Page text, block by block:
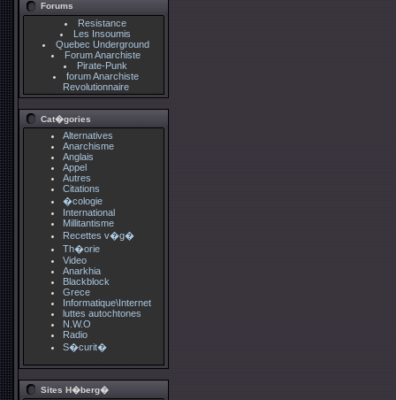
Forums
Resistance
Les Insoumis
Quebec Underground
Forum Anarchiste
Pirate-Punk
forum Anarchiste
Revolutionnaire
Cat�gories
Alternatives
Anarchisme
Anglais
Appel
Autres
Citations
�cologie
International
Millitantisme
Recettes v�g�
Th�orie
Video
Anarkhia
Blackblock
Grece
Informatique\Internet
luttes autochtones
N.W.O
Radio
S�curit�
Sites H�berg�